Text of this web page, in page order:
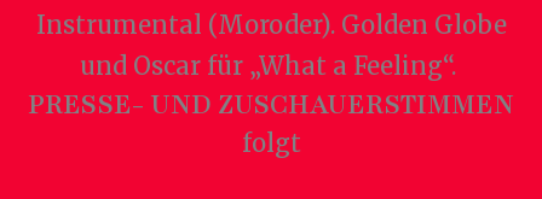
Instrumental (Moroder). Golden Globe
und Oscar für „What a Feeling“.
PRESSE- UND ZUSCHAUERSTIMMEN
folgt